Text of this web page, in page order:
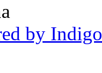
by Indigo